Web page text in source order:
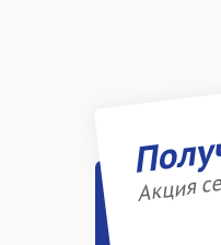
Акция